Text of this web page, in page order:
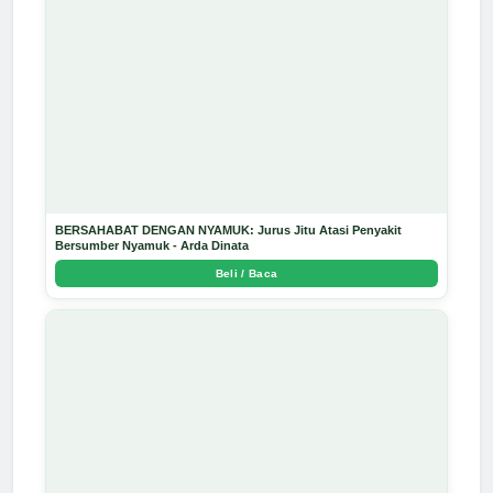
BERSAHABAT DENGAN NYAMUK: Jurus Jitu Atasi Penyakit
Bersumber Nyamuk - Arda Dinata
Beli / Baca